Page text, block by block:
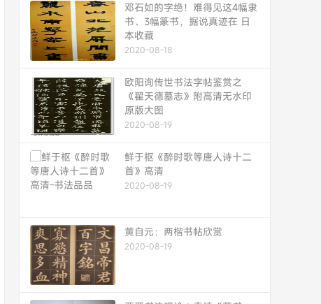
邓石如的字绝！难得见这4幅隶
书、3幅篆书，据说真迹在 日
本收藏
2020-08-18
欧阳询传世书法字帖鉴赏之
《翟天德墓志》附高清无水印
原版大图
2020-08-19
鲜于枢《醉时歌等唐人诗十二
首》高清
2020-08-19
黄自元：两楷书帖欣赏
2020-08-19